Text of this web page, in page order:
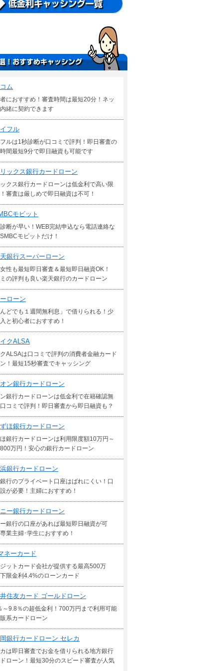
ム
におすすめ！審査時間は最短20分！ネッ
緒に契約できます
フル
ルは1秒診断が口コミで評判！即日審査の
間最短9分で即日融資も可能です
ックス銀行カードローン
クス銀行カードローンは低金利で高い限
審査は厳しめで即日融資は不可！
モビット
断が早い！WEB完結申込なら電話連絡な
モビットだけ！
銀行スーパーローン
性も最短即日審査＆最短即日融資OK！
の評判も良い楽天銀行のカードローン
ローン
どでも１週間無利息」で借りられる！少
と初心者におすすめ！
クALSA
ALSAは口コミで評判の消費者金融カード
！最短15秒審査でキャッシング
ン銀行カードローン
銀行カードローンは低金利で在籍確認無
コミで評判！即日審査から即日融資も？
ほ銀行カードローン
銀行カードローンは利用限度額10万円～
万円！安心の銀行カードローン
銀行カードローン
行のプライベート口座はばれにくい！口
が必要！主婦におすすめ！
ー銀行カードローン
銀行の口座があれば最短即日融資が可
業主婦･学生におすすめ！
ネーカード
ットカード会社が提供する最高500万
限金利4.4%のローンカード
住友カード ゴールドローン
～9.8％の超低金利！700万円まで利用可能
系カードローン
銀行カードローン セレカ
は即日審査でお金を借りられる地方銀行
ローン！最短30分のスピード審査が人気